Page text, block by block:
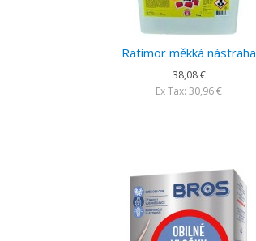
Ratimor měkká nástraha
38,08 €
Ex Tax: 30,96 €